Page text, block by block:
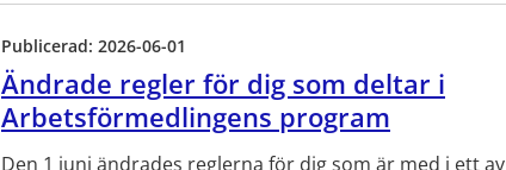
Publicerad: 2026-06-01
Ändrade regler för dig som deltar i
Arbetsförmedlingens program
Den 1 juni ändrades reglerna för dig som är med i ett av